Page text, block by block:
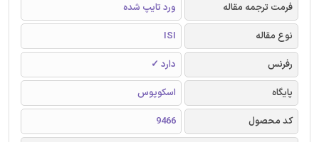
فرمت ترجمه مقاله
ورد تایپ شده
نوع مقاله
ISI
رفرنس
دارد ✓
پایگاه
اسکوپوس
کد محصول
9466